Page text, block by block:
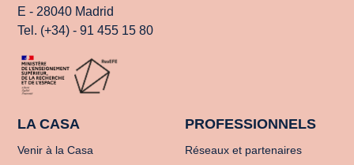
E - 28040 Madrid
Tel. (+34) - 91 455 15 80
LA CASA
Venir à la Casa
PROFESSIONNELS
Réseaux et partenaires